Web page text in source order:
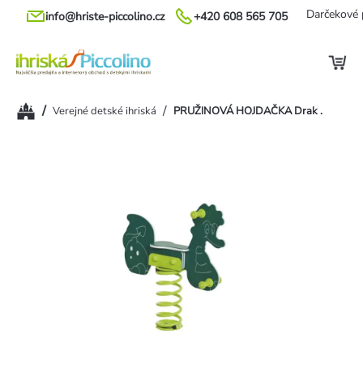
Prejsť
+420 608 565 705
info@hriste-piccolino.cz Darčekové
Domov
/ Verejné detské ihriská / PRUŽINOVÁ HOJDAČKA Drak .